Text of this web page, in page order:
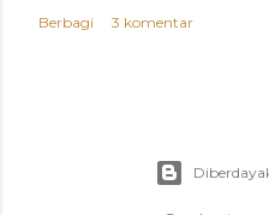
Berbagi 3 komentar